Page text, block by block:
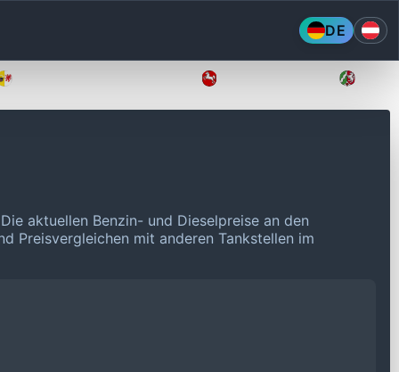
DE
Die aktuellen Benzin- und Dieselpreise an den
Preisvergleichen mit anderen Tankstellen im